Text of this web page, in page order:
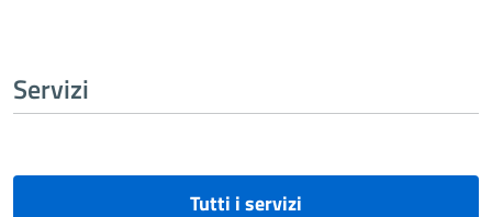
Servizi
Tutti i servizi